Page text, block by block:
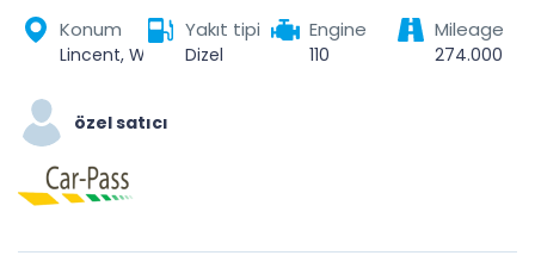
Konum Yakıt tipi
Dizel
Engine
110
Mileage
274.000
özel satıcı